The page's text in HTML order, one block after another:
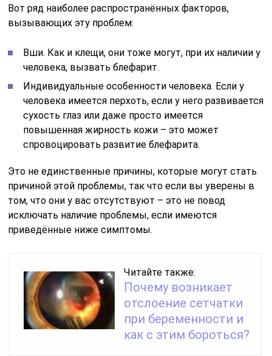
Вот ряд наиболее распространённых факторов,
вызывающих эту проблем:
Вши. Как и клещи, они тоже могут, при их наличии у
человека, вызвать блефарит.
Индивидуальные особенности человека. Если у
человека имеется перхоть, если у него развивается
сухость глаз или даже просто имеется
повышенная жирность кожи – это может
спровоцировать развитие блефарита.
Это не единственные причины, которые могут стать
причиной этой проблемы, так что если вы уверены в
том, что они у вас отсутствуют – это не повод
исключать наличие проблемы, если имеются
приведённые ниже симптомы.
Читайте также:
Почему возникает
отслоение сетчатки
при беременности и
как с этим бороться?